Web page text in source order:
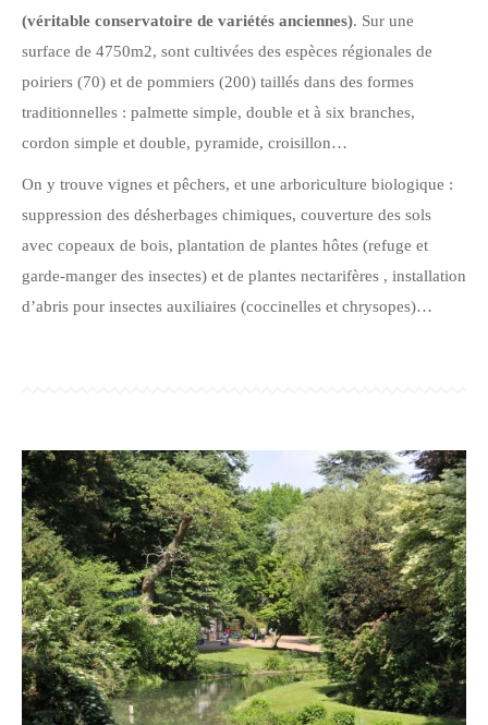
(véritable conservatoire de variétés anciennes). Sur une
surface de 4750m2, sont cultivées des espèces régionales de
poiriers (70) et de pommiers (200) taillés dans des formes
traditionnelles : palmette simple, double et à six branches,
cordon simple et double, pyramide, croisillon…
On y trouve vignes et pêchers, et une arboriculture biologique :
suppression des désherbages chimiques, couverture des sols
avec copeaux de bois, plantation de plantes hôtes (refuge et
garde-manger des insectes) et de plantes nectarifères , installation
d’abris pour insectes auxiliaires (coccinelles et chrysopes)…